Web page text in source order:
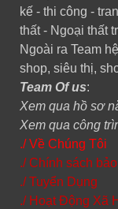
kế - thi công -
thất - Ngoại thất
Ngoài ra Team
shop, siêu thị,
Team Of us:
Xem qua hồ sơ
Xem qua công
./ Về Chúng Tôi
./ Chính sách
./ Tuyển Dụng
./ Hoạt Động Xã